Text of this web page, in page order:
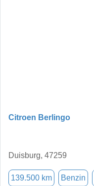
Citroen Berlingo
Duisburg, 47259
139.500 km Benzin